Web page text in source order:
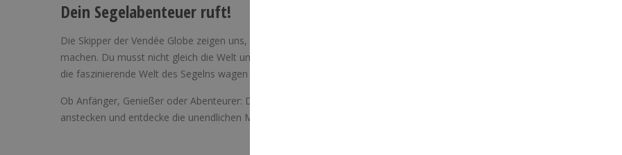
Dein Segelabenteuer ruft!
Die Skipper der Vendée Globe zeigen uns, wie großartig es ist, die Grenzen zu überwinden und das Unmögliche möglich zu
machen. Du musst nicht gleich die Welt umsegeln, um dieses Gefühl zu erleben. Du kannst auch erstmal die ersten Schritte in
die faszinierende Welt des Segelns wagen – oder, wenn du bereit bist, direkt durchstarten.
Ob Anfänger, Genießer oder Abenteurer: Dein
anstecken und entdecke die unendlichen Möglichkeiten, die dir das Wasser bietet.